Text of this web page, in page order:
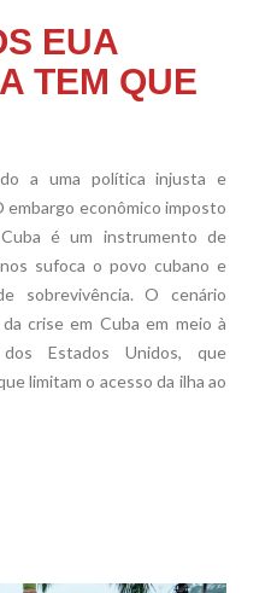
EUA
TEM QUE
a uma política injusta e
embargo econômico imposto
é um instrumento de
sufoca o povo cubano e
sobrevivência. O cenário
crise em Cuba em meio à
Estados Unidos, que
limitam o acesso da ilha ao